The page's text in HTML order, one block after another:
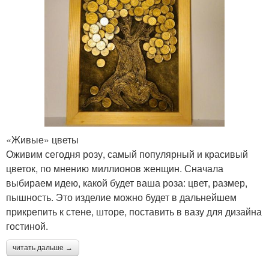
«Живые» цветы
Оживим сегодня розу, самый популярный и красивый
цветок, по мнению миллионов женщин. Сначала
выбираем идею, какой будет ваша роза: цвет, размер,
пышность. Это изделие можно будет в дальнейшем
прикрепить к стене, шторе, поставить в вазу для дизайна
гостиной.
читать дальше →